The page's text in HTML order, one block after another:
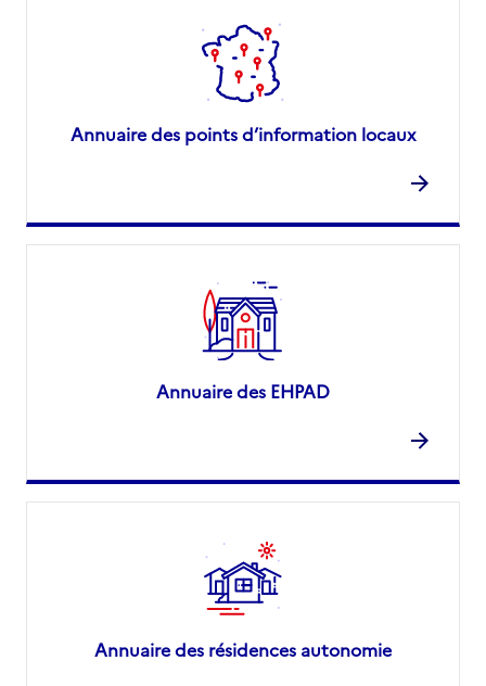
Annuaire des points d’information locaux
Annuaire des EHPAD
Annuaire des résidences autonomie